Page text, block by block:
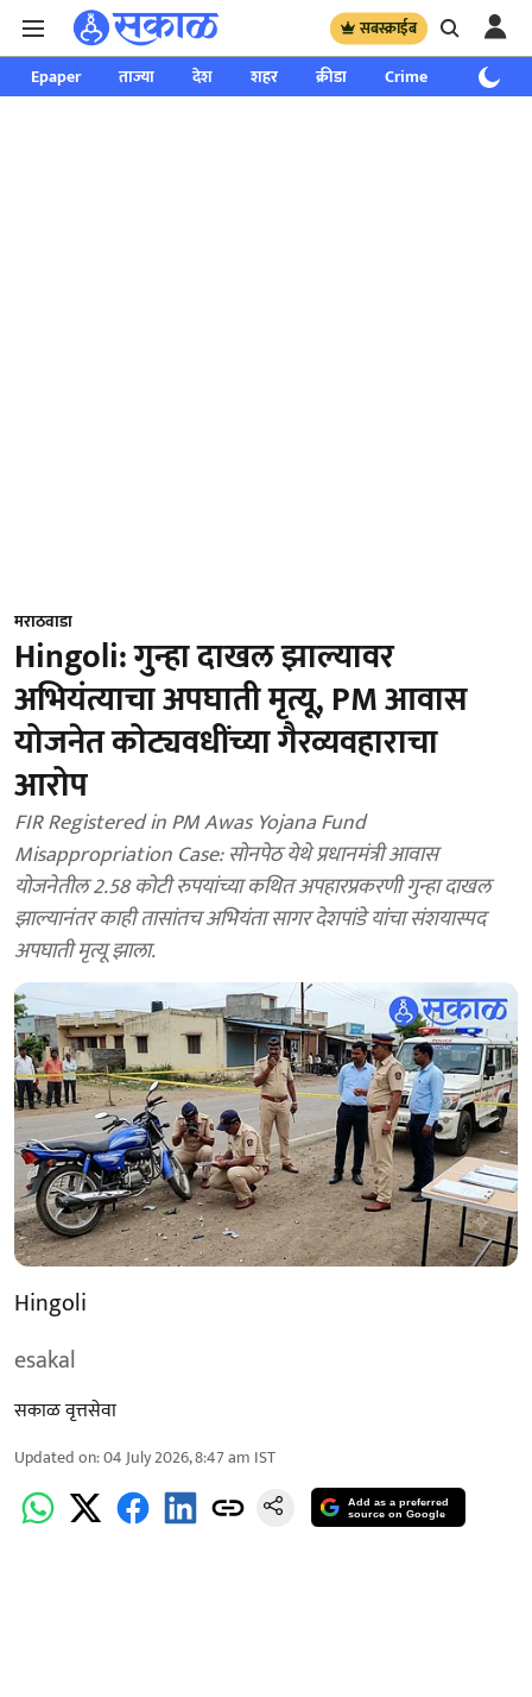
सबस्क्राईब
Epaper ताज्या देश शहर क्रीडा Crime साप्ताहिक
मराठवाडा
Hingoli: गुन्हा दाखल झाल्यावर
अभियंत्याचा अपघाती मृत्यू, PM आवास
योजनेत कोट्यवधींच्या गैरव्यवहाराचा
आरोप
FIR Registered in PM Awas Yojana Fund
Misappropriation Case: सोनपेठ येथे प्रधानमंत्री आवास
योजनेतील 2.58 कोटी रुपयांच्या कथित अपहारप्रकरणी गुन्हा दाखल
झाल्यानंतर काही तासांतच अभियंता सागर देशपांडे यांचा संशयास्पद
अपघाती मृत्यू झाला.
Hingoli
esakal
सकाळ वृत्तसेवा
Updated on:04 July 2026, 8:47 am IST
Add as a preferred
source on Google